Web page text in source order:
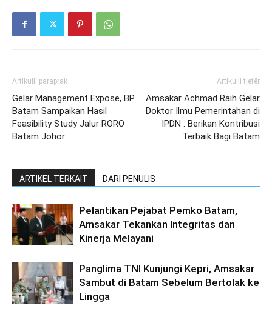
Artikulli paraprak
Gelar Management Expose, BP
Batam Sampaikan Hasil
Feasibility Study Jalur RORO
Batam Johor
Artikulli tjetër
Amsakar Achmad Raih Gelar
Doktor Ilmu Pemerintahan di
IPDN : Berikan Kontribusi
Terbaik Bagi Batam
ARTIKEL TERKAIT DARI PENULIS
Pelantikan Pejabat Pemko Batam,
Amsakar Tekankan Integritas dan
Kinerja Melayani
Panglima TNI Kunjungi Kepri, Amsakar
Sambut di Batam Sebelum Bertolak ke
Lingga